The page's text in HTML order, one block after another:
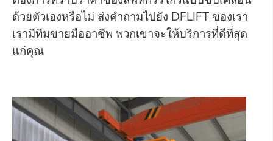
ด้วยตัวเองหรือไม่ ส่งคำถามไปยัง DFLIFT ของเรา
เรามีทีมขายมืออาชีพ พวกเขาจะให้บริการที่ดีที่สุด
แก่คุณ